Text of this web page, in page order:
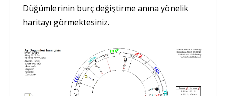
Düğümlerinin burç değiştirme anına yönelik
haritayı görmektesiniz.